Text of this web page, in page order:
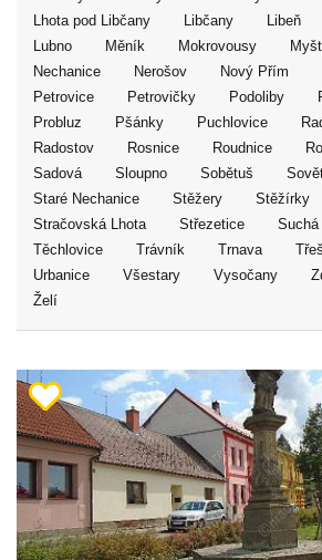
Lhota pod Libčany
Libčany Libeň
Lubno
Měník Mokrovousy
Nechanice
Nerošov Nový Přím
Petrovice
Petrovičky Podoliby
Probluz
Pšánky Puchlovice
Radostov
Rosnice Roudnice
Sadová
Sloupno Sobětuš
Staré Nechanice
Stěžery Stěžírky
Stračovská Lhota
Střezetice Suchá
Těchlovice
Trávník Trnava
Urbanice
Všestary Vysočany
Želí